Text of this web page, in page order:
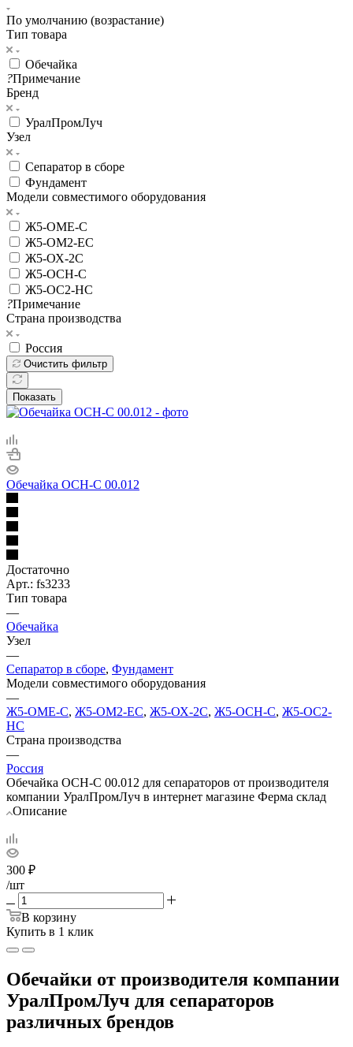
По умолчанию (возрастание)
Тип товара
Обечайка
?Примечание
Бренд
УралПромЛуч
Узел
Сепаратор в сборе
Фундамент
Модели совместимого оборудования
Ж5-ОМЕ-С
Ж5-ОМ2-ЕС
Ж5-ОХ-2С
Ж5-ОСН-С
Ж5-ОС2-НС
?Примечание
Страна производства
Россия
Очистить фильтр
Показать
Обечайка ОСН-С 00.012
Достаточно
Арт.: fs3233
Тип товара
—
Обечайка
Узел
—
Сепаратор в сборе, Фундамент
Модели совместимого оборудования
—
Ж5-ОМЕ-С, Ж5-ОМ2-ЕС, Ж5-ОХ-2С, Ж5-ОСН-С, Ж5-ОС2-
НС
Страна производства
—
Россия
Обечайка ОСН-С 00.012 для сепараторов от производителя
компании УралПромЛуч в интернет магазине Ферма склад
Описание
300 ₽
/шт
В корзину
Купить в 1 клик
Обечайки от производителя компании
УралПромЛуч для сепараторов
различных брендов